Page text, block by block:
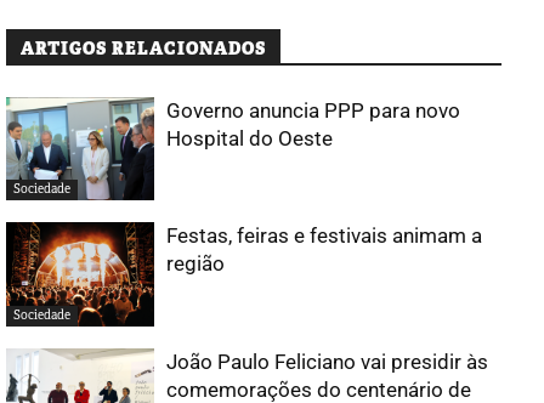
ARTIGOS RELACIONADOS
Sociedade
Governo anuncia PPP para novo
Hospital do Oeste
Sociedade
Festas, feiras e festivais animam a
região
João Paulo Feliciano vai presidir às
comemorações do centenário de